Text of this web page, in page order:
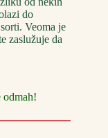
do
Veoma je
zaslužuje da
odmah!